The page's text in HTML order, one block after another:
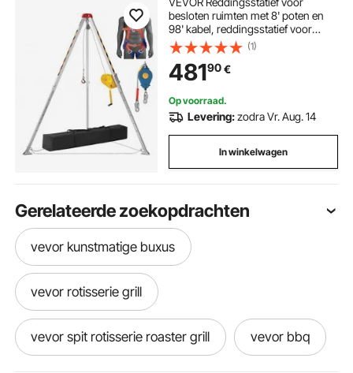
besloten ruimten met 8' poten en
98' kabel, reddingsstatief voor
besloten ruimten met 32,8'
valbeveiliging, veiligheidsharnas,
diepe put, tunnel, raamput
(1)
48190€
Op voorraad.
Levering:zodra Vr. Aug. 14
In winkelwagen
Gerelateerde zoekopdrachten
vevor kunstmatige buxus
vevor rotisserie grill
vevor spit rotisserie roaster grill vevor bbq